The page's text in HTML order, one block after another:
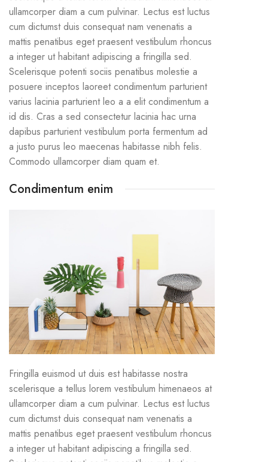
ullamcorper diam a cum pulvinar. Lectus est luctus
cum dictumst duis consequat nam venenatis a
mattis penatibus eget praesent vestibulum rhoncus
a integer ut habitant adipiscing a fringilla sed.
Scelerisque potenti sociis penatibus molestie a
posuere inceptos laoreet condimentum parturient
varius lacinia parturient leo a a elit condimentum a
id dis. Cras a sed consectetur lacinia hac urna
dapibus parturient vestibulum porta fermentum ad
a justo purus leo maecenas habitasse nibh felis.
Commodo ullamcorper diam quam et.
Condimentum enim
Fringilla euismod ut duis est habitasse nostra
scelerisque a tellus lorem vestibulum himenaeos at
ullamcorper diam a cum pulvinar. Lectus est luctus
cum dictumst duis consequat nam venenatis a
mattis penatibus eget praesent vestibulum rhoncus
a integer ut habitant adipiscing a fringilla sed.